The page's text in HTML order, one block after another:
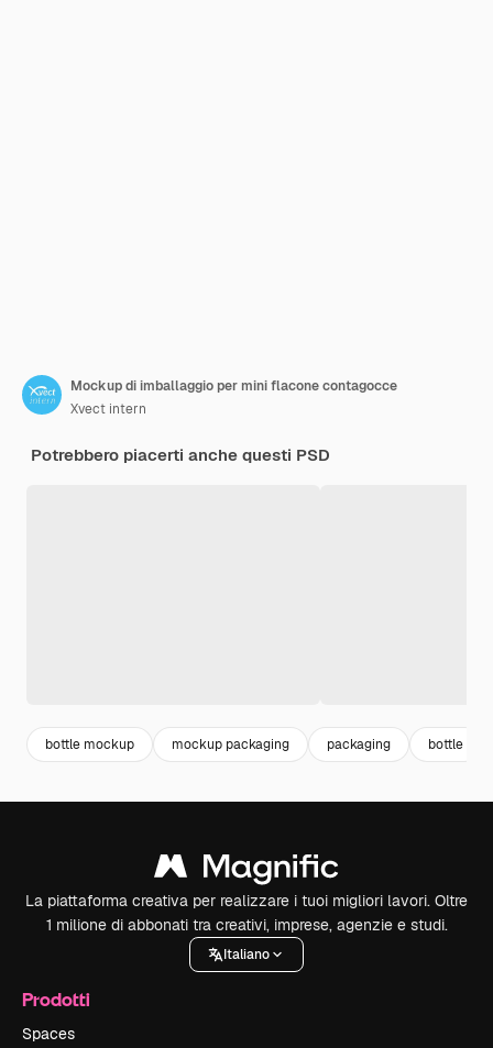
Mockup di imballaggio per mini flacone contagocce
Xvect intern
Potrebbero piacerti anche questi PSD
bottle mockup mockup packaging packaging bottle
La piattaforma creativa per realizzare i tuoi migliori lavori. Oltre
1 milione di abbonati tra creativi, imprese, agenzie e studi.
Italiano
Prodotti
Spaces